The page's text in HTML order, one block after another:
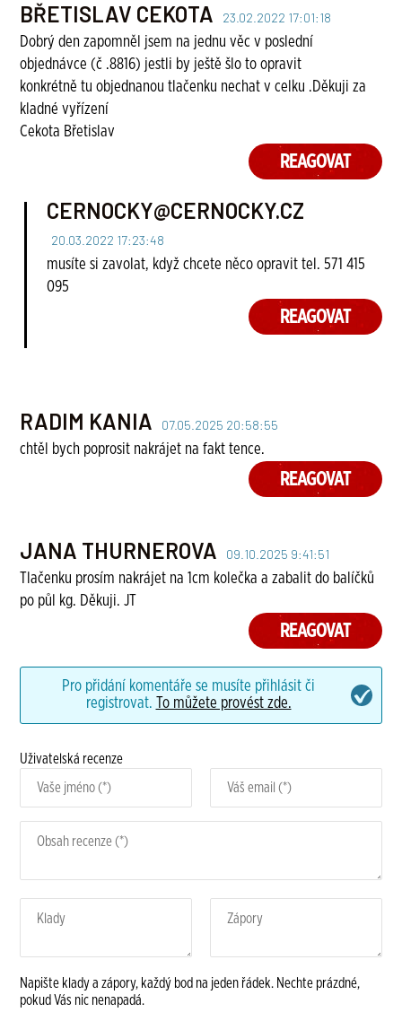
BŘETISLAV CEKOTA 23.02.2022 17:01:18
Dobrý den zapomněl jsem na jednu věc v poslední
objednávce (č .8816) jestli by ještě šlo to opravit
konkrétně tu objednanou tlačenku nechat v celku .Děkuji za
kladné vyřízení
Cekota Břetislav
REAGOVAT
CERNOCKY@CERNOCKY.CZ
20.03.2022 17:23:48
musíte si zavolat, když chcete něco opravit tel. 571 415
095
REAGOVAT
RADIM KANIA 07.05.2025 20:58:55
chtěl bych poprosit nakrájet na fakt tence.
REAGOVAT
JANA THURNEROVA 09.10.2025 9:41:51
Tlačenku prosím nakrájet na 1cm kolečka a zabalit do balíčků
po půl kg. Děkuji. JT
REAGOVAT
Pro přidání komentáře se musíte přihlásit či
registrovat. To můžete provést zde.
Uživatelská recenze
Napište klady a zápory, každý bod na jeden řádek. Nechte prázdné,
pokud Vás nic nenapadá.